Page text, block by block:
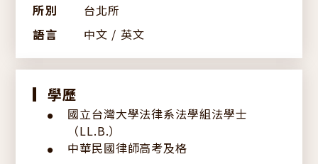
簡介下載
最新消息
研討會訊息
訊息發表
法律情報
ESG專區
所別
台北所
語言
中文 / 英文
▎ 學歷
●
國立台灣大學法律系法學組法學士
（LL.B.）
● 中華民國律師高考及格